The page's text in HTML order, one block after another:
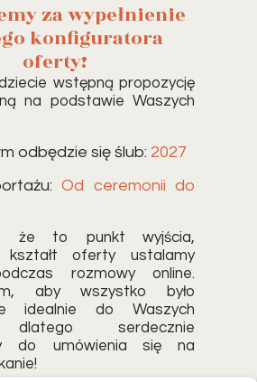
za wypełnienie
konfiguratora
oferty!
wstępną propozycję
na podstawie Waszych
odbędzie się ślub: 2027
Od ceremonii do
że to punkt wyjścia,
kształt oferty ustalamy
rozmowy online.
aby wszystko było
idealnie do Waszych
serdecznie
do umówienia się na